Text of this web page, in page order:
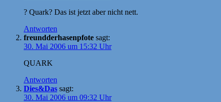
? Quark? Das ist jetzt aber nicht nett.
Antworten
freundderhasenpfote sagt:
30. Mai 2006 um 15:32 Uhr
QUARK
Antworten
Dies&Das sagt:
30. Mai 2006 um 09:32 Uhr